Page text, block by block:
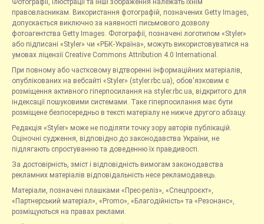
Фотографії, ілюстрації та інші зображення належать їхнім
правовласникам. Використання фотографій, позначених Getty Images,
допускається виключно за наявності письмового дозволу
фотоагентства Getty Images. Фотографії, позначені логотипом «Styler»
або підписані «Styler» чи «РБК-Україна», можуть використовуватися на
умовах ліцензії Creative Commons Attribution 4.0 International.
При повному або частковому відтворенні інформаційних матеріалів,
опублікованих на вебсайті «Styler» (styler.rbc.ua), обов'язковим є
розміщення активного гіперпосилання на styler.rbc.ua, відкритого для
індексації пошуковими системами. Таке гіперпосилання має бути
розміщене безпосередньо в тексті матеріалу не нижче другого абзацу.
Редакція «Styler» може не поділяти точку зору авторів публікацій.
Оціночні судження, відповідно до законодавства України, не
підлягають спростуванню та доведенню їх правдивості.
За достовірність, зміст і відповідність вимогам законодавства
рекламних матеріалів відповідальність несе рекламодавець.
Матеріали, позначені плашками «Прес-реліз», «Спецпроєкт»,
«Партнерський матеріал», «Promo», «Благодійність» та «Резонанс»,
розміщуються на правах реклами.